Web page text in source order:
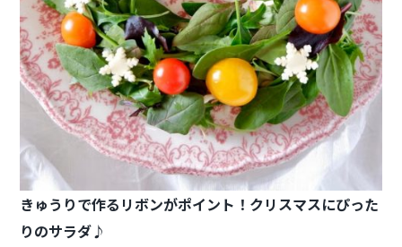
きゅうりで作るリボンがポイント！ クリスマスにぴった
りのサラダ♪